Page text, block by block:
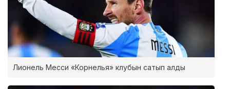
Лионель Месси «Корнелья» клубын сатып алды